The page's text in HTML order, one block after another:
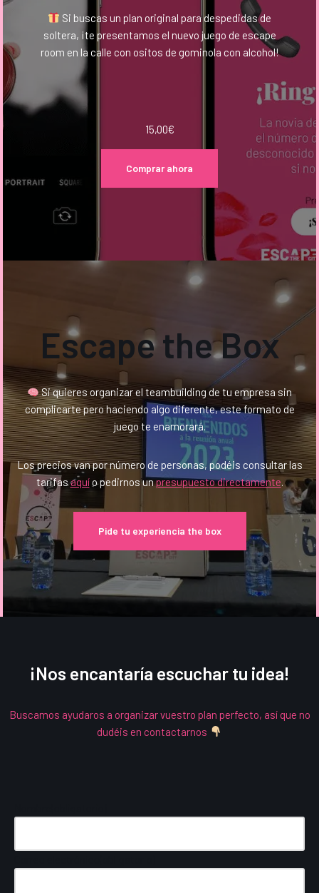
Si buscas un plan original para despedidas de
soltera, ¡te presentamos el nuevo juego de escape
room en la calle con ositos de gominola con alcohol!
15,00€
Comprar ahora
Escape the Box
Si quieres organizar el teambuilding de tu empresa sin
complicarte pero haciendo algo diferente, este formato de
juego te enamorará.
Los precios van por número de personas, podéis consultar las
tarifasaquío pedirnos unpresupuesto directamente.
Pide tu experiencia the box
¡Nos encantaría escuchar tu idea!
Buscamos ayudaros a organizar vuestro plan perfecto, así que no
dudéis en contactarnos